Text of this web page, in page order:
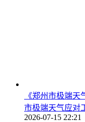
《郑州市极端
市极端天气应对
2026-07-15 22:21